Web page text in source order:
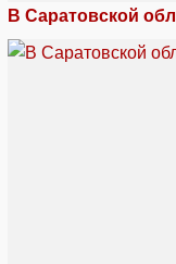
В Саратовской